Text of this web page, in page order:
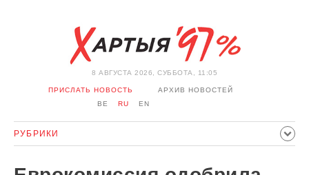
8 АВГУСТА 2026, СУББОТА, 11:05
ПРИСЛАТЬ НОВОСТЬ
АРХИВ НОВОСТЕЙ
BE
RU EN
РУБРИКИ